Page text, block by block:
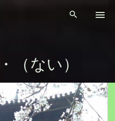
（ない）